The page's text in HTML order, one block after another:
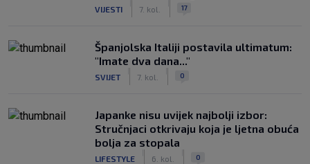
VIJESTI 7. kol. 17
Španjolska Italiji postavila ultimatum:
"Imate dva dana..."
SVIJET 7. kol. 0
Japanke nisu uvijek najbolji izbor:
Stručnjaci otkrivaju koja je ljetna obuća
bolja za stopala
LIFESTYLE 6. kol. 0